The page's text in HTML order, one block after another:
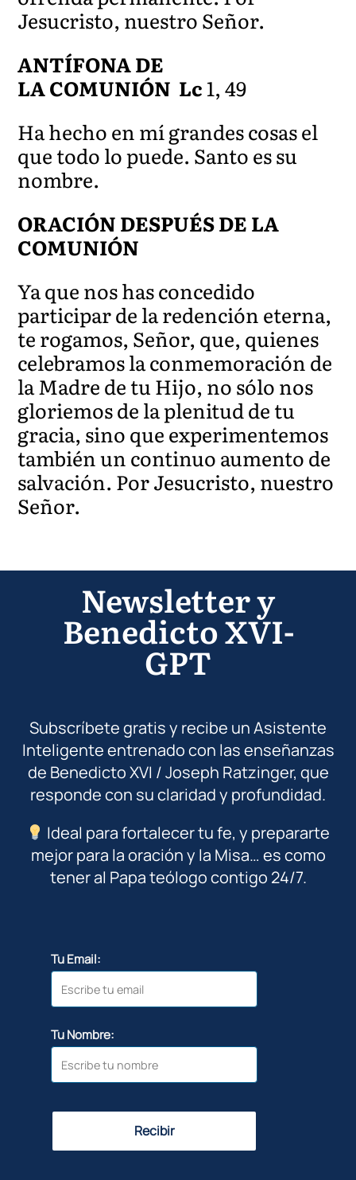
Jesucristo, nuestro Señor.
ANTÍFONA DE
LA COMUNIÓN Lc1, 49
Ha hecho en mí grandes cosas el
que todo lo puede. Santo es su
nombre.
ORACIÓN DESPUÉS DE LA
COMUNIÓN
Ya que nos has concedido
participar de la redención eterna,
te rogamos, Señor, que, quienes
celebramos la conmemoración de
la Madre de tu Hijo, no sólo nos
gloriemos de la plenitud de tu
gracia, sino que experimentemos
también un continuo aumento de
salvación. Por Jesucristo, nuestro
Señor.
Newsletter y
Benedicto XVI-
GPT
Subscríbete gratis y recibe un Asistente
Inteligente entrenado con las enseñanzas
de Benedicto XVI / Joseph Ratzinger, que
responde con su claridad y profundidad.
Ideal para fortalecer tu fe, y prepararte
mejor para la oración y la Misa… es como
tener al Papa teólogo contigo 24/7.
Tu Email:
Tu Nombre:
Recibir